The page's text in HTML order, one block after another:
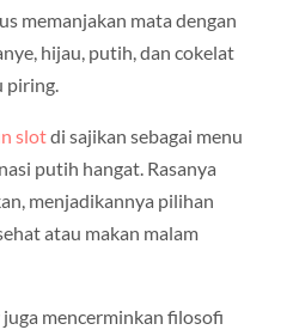
memanjakan mata dengan
hijau, putih, dan cokelat
piring.
slotdi sajikan sebagai menu
putih hangat. Rasanya
menjadikannya pilihan
atau makan malam
juga mencerminkan filosofi